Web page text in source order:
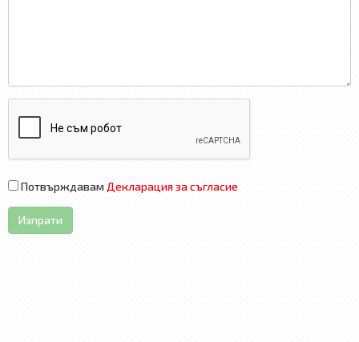
Потвърждавам Декларация за съгласие
Изпрати